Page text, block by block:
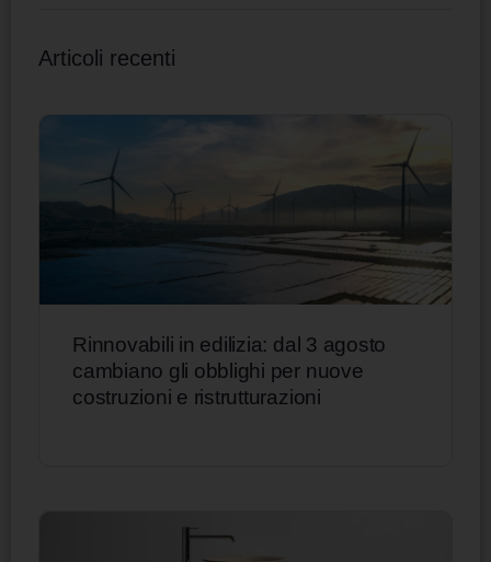
Articoli recenti
Rinnovabili in edilizia: dal 3 agosto
cambiano gli obblighi per nuove
costruzioni e ristrutturazioni